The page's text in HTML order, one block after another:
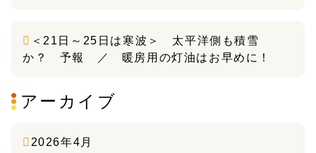
＜21日～25日は寒波＞ 太平洋側も積雪
か？ 予報 ／ 暖房用の灯油はお早めに！
アーカイブ
2026年4月